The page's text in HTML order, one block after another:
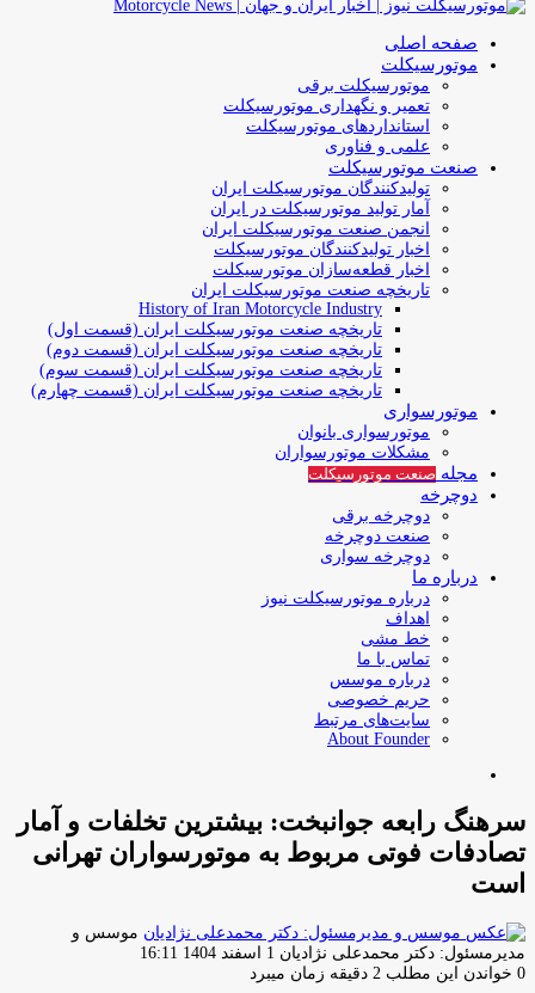
صفحه اصلی
موتورسیکلت
موتورسیکلت برقی
تعمیر و نگهداری موتورسیکلت
استانداردهای موتورسیکلت
علمی و فناوری
صنعت موتورسیکلت
تولیدکنندگان موتورسیکلت ایران
آمار تولید موتورسیکلت در ایران
انجمن صنعت موتورسیکلت ایران
اخبار تولیدکنندگان موتورسیکلت
اخبار قطعه‌سازان موتورسیکلت
تاریخچه صنعت موتورسیکلت ایران
History of Iran Motorcycle Industry
تاریخچه صنعت موتورسیکلت ایران (قسمت اول)
تاریخچه صنعت موتورسیکلت ایران (قسمت دوم)
تاریخچه صنعت موتورسیکلت ایران (قسمت سوم)
تاریخچه صنعت موتورسیکلت ایران (قسمت چهارم)
موتورسواری
موتورسواری بانوان
مشکلات موتورسواران
مجله صنعت موتورسیکلت
دوچرخه
دوچرخه برقی
صنعت دوچرخه
دوچرخه سواری
درباره ما
درباره موتورسیکلت نیوز
اهداف
خط مشی
تماس با ما
درباره موسس
حریم خصوصی
سایت‌های مرتبط
About Founder
سرهنگ رابعه جوانبخت: بیشترین تخلفات و آمار
تصادفات فوتی مربوط به موتورسواران تهرانی
است
موسس و
مدیرمسئول: دکتر محمدعلی نژادیان ارسال
ایمیل
1 اسفند 1404 16:11
0 خواندن این مطلب 2 دقیقه زمان میبرد